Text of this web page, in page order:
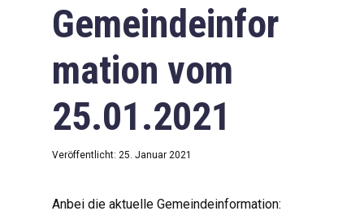
Gemeindeinfor
mation vom
25.01.2021
Veröffentlicht: 25. Januar 2021
Anbei die aktuelle Gemeindeinformation: